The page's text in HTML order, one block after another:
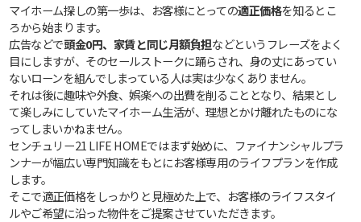
マイホーム探しの第一歩は、お客様にとっての適正価格を知るとこ
ろから始まります。
広告などで頭金0円、家賃と同じ月額負担などというフレーズをよく
目にしますが、そのセールストークに踊らされ、身の丈にあってい
ないローンを組んでしまっている人は実は少なくありません。
それは後に趣味や外食、娯楽への出費を削ることとなり、結果とし
て楽しみにしていたマイホーム生活が、理想とかけ離れたものにな
ってしまいかねません。
センチュリー21 LIFE HOMEではまず始めに、ファイナンシャルプラ
ンナーが幅広い専門知識をもとにお客様専用のライフプランを作成
します。
そこで適正価格をしっかりと見極めた上で、お客様のライフスタイ
ルやご希望に沿った物件をご提案させていただきます。